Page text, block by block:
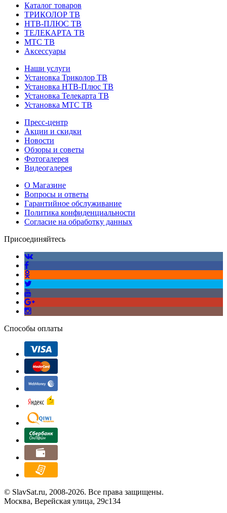
Каталог товаров
ТРИКОЛОР ТВ
НТВ-ПЛЮС ТВ
ТЕЛЕКАРТА ТВ
МТС ТВ
Аксессуары
Наши услуги
Установка Триколор ТВ
Установка НТВ-Плюс ТВ
Установка Телекарта ТВ
Установка МТС ТВ
Пресс-центр
Акции и скидки
Новости
Обзоры и советы
Фотогалерея
Видеогалерея
О Магазине
Вопросы и ответы
Гарантийное обслуживание
Политика конфиденциальности
Согласие на обработку данных
Присоединяйтесь
Способы оплаты
© SlavSat.ru, 2008-2026. Все права защищены.
Москва, Верейская улица, 29с134